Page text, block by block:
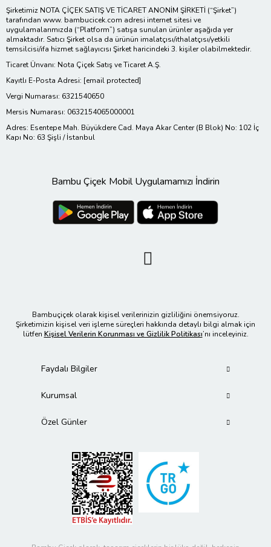
Şirketimiz NOTA ÇİÇEK SATIŞ VE TİCARET ANONİM ŞİRKETİ (“Şirket”)
tarafından www. bambucicek.com adresi internet sitesi ve
uygulamalarımızda (“Platform”) satışa sunulan ürünler aşağıda yer
almaktadır. Satıcı Şirket olsa da ürünün imalatçısı/ithalatçısı/yetkili
temsilcisi/ifa hizmet sağlayıcısı Şirket haricindeki 3. kişiler olabilmektedir.
Ticaret Ünvanı: Nota Çiçek Satış ve Ticaret A.Ş.
Kayıtlı E-Posta Adresi: [email protected]
Vergi Numarası: 6321540650
Mersis Numarası: 0632154065000001
Adres: Esentepe Mah. Büyükdere Cad. Maya Akar Center (B Blok) No: 102 İç
Kapı No: 63 Şişli / İstanbul
Bambu Çiçek Mobil Uygulamamızı İndirin
Bambuçiçek olarak kişisel verilerinizin gizliliğini önemsiyoruz.
Şirketimizin kişisel veri işleme süreçleri hakkında detaylı bilgi almak için
lütfen Kişisel Verilerin Korunması ve Gizlilik Politikası’nı inceleyiniz.
Faydalı Bilgiler
Kurumsal
Özel Günler